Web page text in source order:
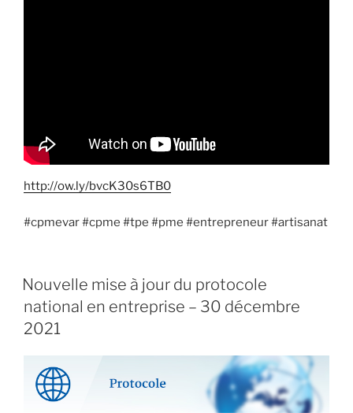
http://ow.ly/bvcK30s6TB0
#cpmevar #cpme #tpe #pme #entrepreneur #artisanat
Nouvelle mise à jour du protocole
national en entreprise – 30 décembre
2021